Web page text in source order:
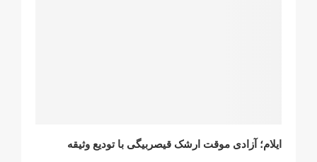
ایلام؛ آزادی موقت ارشک قیصربیگی با تودیع وثیقه